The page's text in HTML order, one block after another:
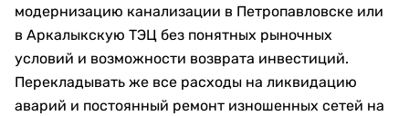
модернизацию канализации в Петропавловске или
в Аркалыкскую ТЭЦ без понятных рыночных
условий и возможности возврата инвестиций.
Перекладывать же все расходы на ликвидацию
аварий и постоянный ремонт изношенных сетей на